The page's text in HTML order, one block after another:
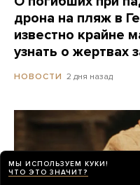
дрона на пляж в
известно крайне
узнать о жертвах
НОВОСТИ 2 дня назад
МЫ ИСПОЛЬЗУЕМ КУКИ!
ЧТО ЭТО ЗНАЧИТ?